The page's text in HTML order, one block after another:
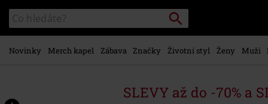
hlavnímu
obsahu
Katalog
vyhledávání
Vyhledávání
Novinky Merch kapel Zábava Značky Životní styl Ženy Muži
SLEVY až do -70% a